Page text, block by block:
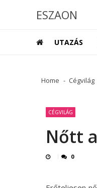
ESZAON
UTAZÁS
Home Cégvilág
CÉGVILÁG
Nőtt
0